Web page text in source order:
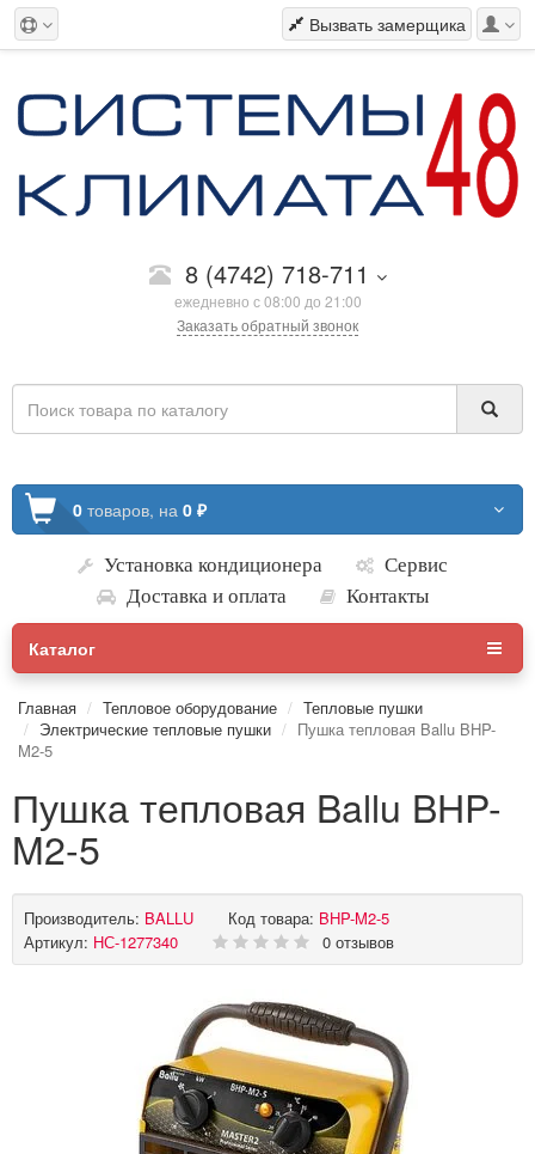
Вызвать замерщика
8 (4742) 718-711
ежедневно с 08:00 до 21:00
Заказать обратный звонок
0 товаров, на 0 ₽
Установка кондиционера
Сервис
Доставка и оплата
Контакты
Каталог
Главная Тепловое оборудование
Тепловые пушки
Электрические тепловые пушки
Пушка тепловая Ballu BHP-
M2-5
Пушка тепловая Ballu BHP-
M2-5
Производитель: BALLU Код товара: BHP-M2-5
Артикул: НС-1277340 0 отзывов